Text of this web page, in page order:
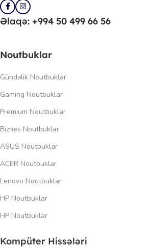
Əlaqə: +994 50 499 66 56
Noutbuklar
Gündəlik Noutbuklar
Gaming Noutbuklar
Premium Noutbuklar
Biznes Noutbuklar
ASUS Noutbuklar
ACER Noutbuklar
Lenovo Noutbuklar
HP Noutbuklar
HP Noutbuklar
Kompüter Hissələri